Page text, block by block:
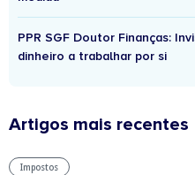
PPR SGF Doutor Finanças:
dinheiro a trabalhar por si
Artigos mais recentes
Impostos